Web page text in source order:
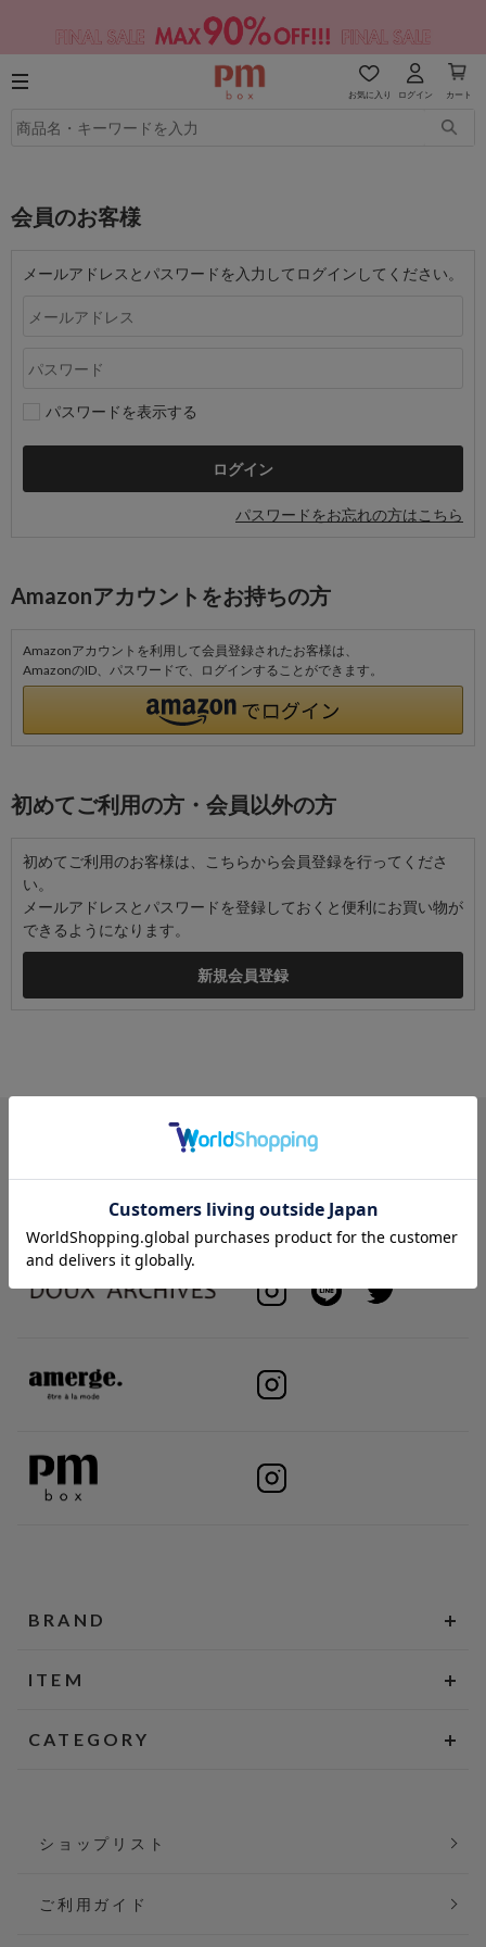
お気に入り ログイン カート
会員のお客様
メールアドレスとパスワードを入力してログインしてください。
パスワードを表示する
パスワードをお忘れの方はこちら
Amazonアカウントをお持ちの方
Amazonアカウントを利用して会員登録されたお客様は、
AmazonのID、パスワードで、ログインすることができます。
初めてご利用の方・会員以外の方
初めてご利用のお客様は、こちらから会員登録を行ってくださ
い。
メールアドレスとパスワードを登録しておくと便利にお買い物が
できるようになります。
BRAND
ITEM
CATEGORY
ショップリスト
ご利用ガイド